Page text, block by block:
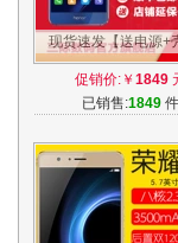
现货速发【送电源+
礼】华为honor/荣耀
网通4G手机
促销价:￥ 1849
已销售:1849 件